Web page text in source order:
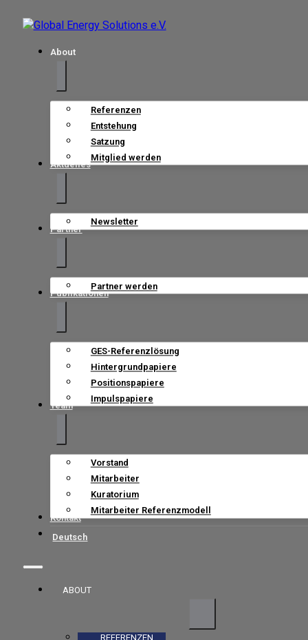
About
Referenzen
Entstehung
Satzung
Mitglied werden
Aktuelles
Newsletter
Partner
Partner werden
Publikationen
GES-Referenzlösung
Hintergrundpapiere
Positionspapiere
Impulspapiere
Team
Vorstand
Mitarbeiter
Kuratorium
Mitarbeiter Referenzmodell
Kontakt
Deutsch
ABOUT
REFERENZEN